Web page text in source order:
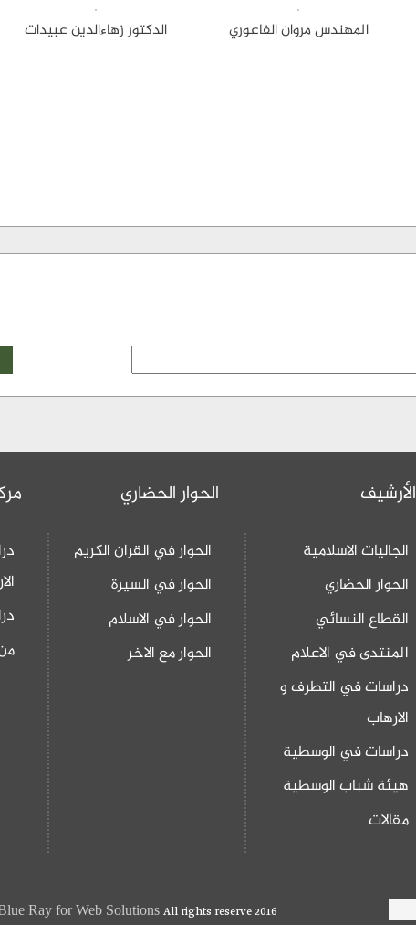
المهندس مروان الفاعوري الدكتور زهاءالدين عبيدات
الأرشيف
الجاليات الاسلامية
الحوار الحضاري
القطاع النسائي
المنتدى في الاعلام
دراسات في التطرف و
الارهاب
دراسات في الوسطية
هيئة شباب الوسطية
مقالات
الحوار الحضاري
الحوار في القران الكريم
الحوار في السيرة
الحوار في الاسلام
الحوار مع الاخر
Ray for Web Solutions All rights reserve 2016